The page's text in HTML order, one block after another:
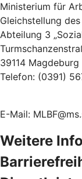
Ministerium für
Gleichstellung
Abteilung 3
39114 Magdeburg
Telefon: (0391)
E-Mail:
Weitere